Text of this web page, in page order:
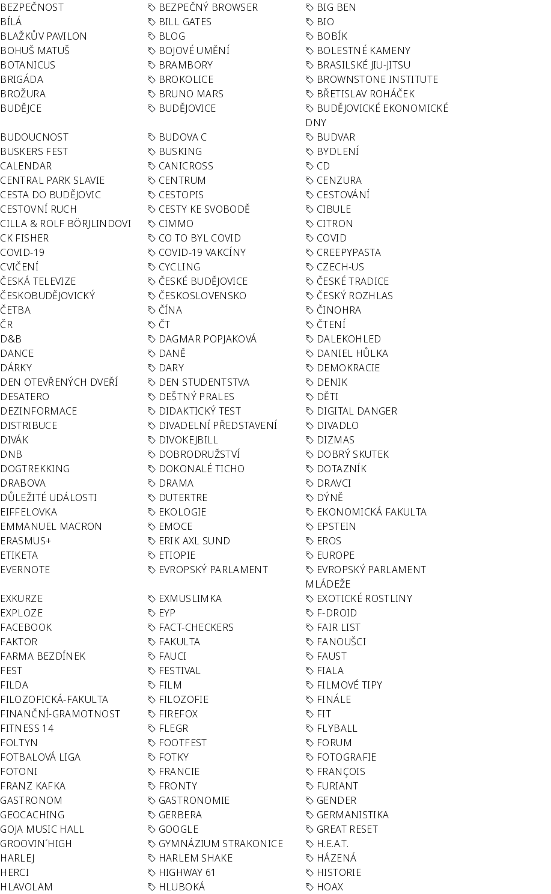
BEZPEČNOST BEZPEČNÝ BROWSER
BIG BEN
BÍLÁ BILL GATES
BIO
BLAŽKŮV PAVILON BLOG
BOBÍK
BOHUŠ MATUŠ BOJOVÉ UMĚNÍ
BOLESTNÉ KAMENY
BOTANICUS BRAMBORY
BRASILSKÉ JIU-JITSU
BRIGÁDA BROKOLICE
BROWNSTONE INSTITUTE
BROŽURA BRUNO MARS
BŘETISLAV ROHÁČEK
BUDĚJCE BUDĚJOVICE
BUDĚJOVICKÉ EKONOMICKÉ
DNY
BUDOUCNOST BUDOVA C
BUDVAR
BUSKERS FEST BUSKING
BYDLENÍ
CALENDAR CANICROSS
CD
CENTRAL PARK SLAVIE CENTRUM
CENZURA
CESTA DO BUDĚJOVIC CESTOPIS
CESTOVÁNÍ
CESTOVNÍ RUCH CESTY KE SVOBODĚ
CIBULE
CILLA & ROLF BÖRJLINDOVI CIMMO
CITRON
CK FISHER CO TO BYL COVID
COVID
COVID-19 COVID-19 VAKCÍNY
CREEPYPASTA
CVIČENÍ CYCLING
CZECH-US
ČESKÁ TELEVIZE ČESKÉ BUDĚJOVICE
ČESKÉ TRADICE
ČESKOBUDĚJOVICKÝ ČESKOSLOVENSKO
ČESKÝ ROZHLAS
ČETBA ČÍNA
ČINOHRA
ČR ČT
ČTENÍ
D&B DAGMAR POPJAKOVÁ
DALEKOHLED
DANCE DANĚ
DANIEL HŮLKA
DÁRKY DARY
DEMOKRACIE
DEN OTEVŘENÝCH DVEŘÍ DEN STUDENTSTVA
DENIK
DESATERO DEŠTNÝ PRALES
DĚTI
DEZINFORMACE DIDAKTICKÝ TEST
DIGITAL DANGER
DISTRIBUCE DIVADELNÍ PŘEDSTAVENÍ
DIVADLO
DIVÁK DIVOKEJBILL
DIZMAS
DNB DOBRODRUŽSTVÍ
DOBRÝ SKUTEK
DOGTREKKING DOKONALÉ TICHO
DOTAZNÍK
DRABOVA DRAMA
DRAVCI
DŮLEŽITÉ UDÁLOSTI DUTERTRE
DÝNĚ
EIFFELOVKA EKOLOGIE
EKONOMICKÁ FAKULTA
EMMANUEL MACRON EMOCE
EPSTEIN
ERASMUS+ ERIK AXL SUND
EROS
ETIKETA ETIOPIE
EUROPE
EVERNOTE EVROPSKÝ PARLAMENT
EVROPSKÝ PARLAMENT
MLÁDEŽE
EXKURZE EXMUSLIMKA
EXOTICKÉ ROSTLINY
EXPLOZE EYP
F-DROID
FACEBOOK FACT-CHECKERS
FAIR LIST
FAKTOR FAKULTA
FANOUŠCI
FARMA BEZDÍNEK FAUCI
FAUST
FEST FESTIVAL
FIALA
FILDA FILM
FILMOVÉ TIPY
FILOZOFICKÁ-FAKULTA FILOZOFIE
FINÁLE
FINANČNÍ-GRAMOTNOST FIREFOX
FIT
FITNESS 14 FLEGR
FLYBALL
FOLTYN FOOTFEST
FORUM
FOTBALOVÁ LIGA FOTKY
FOTOGRAFIE
FOTONI FRANCIE
FRANÇOIS
FRANZ KAFKA FRONTY
FURIANT
GASTRONOM GASTRONOMIE
GENDER
GEOCACHING GERBERA
GERMANISTIKA
GOJA MUSIC HALL GOOGLE
GREAT RESET
GROOVIN´HIGH GYMNÁZIUM STRAKONICE
H.E.A.T.
HARLEJ HARLEM SHAKE
HÁZENÁ
HERCI HIGHWAY 61
HISTORIE
HLAVOLAM HLUBOKÁ
HOAX